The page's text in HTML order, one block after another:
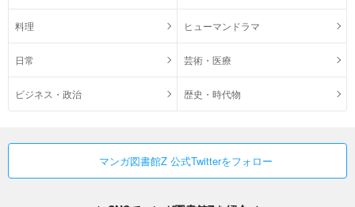
料理 ヒューマンドラマ
日常 芸術・医療
ビジネス・政治 歴史・時代物
マンガ図書館Z 公式Twitterをフォロー